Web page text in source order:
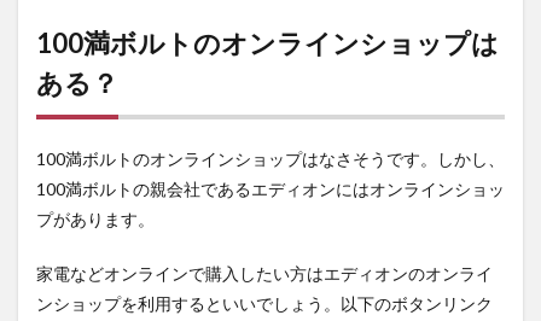
100満ボルトのオンラインショップは
ある？
100満ボルトのオンラインショップはなさそうです。しかし、
100満ボルトの親会社であるエディオンにはオンラインショッ
プがあります。
家電などオンラインで購入したい方はエディオンのオンライ
ンショップを利用するといいでしょう。以下のボタンリンク